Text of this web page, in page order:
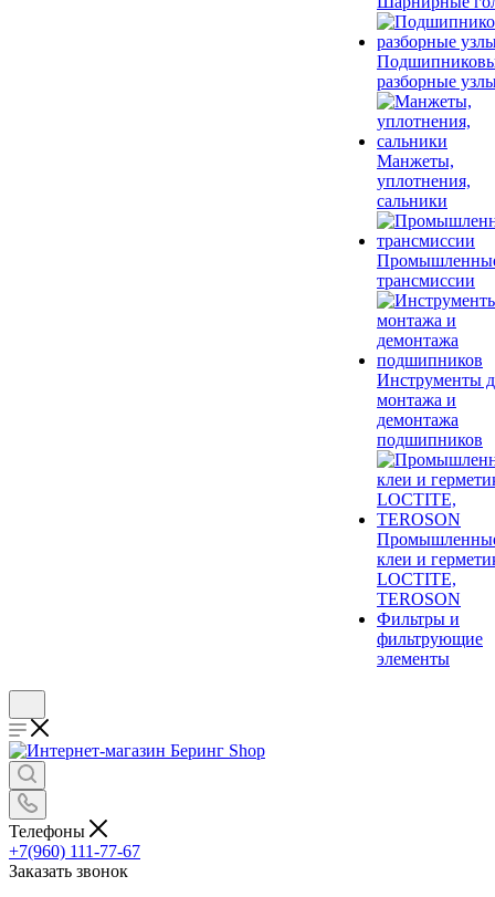
разборные
Манжеты,
уплотнения,
сальники
трансмиссии
Инструменты
монтажа и
демонтажа
подшипников
клеи и
LOCTITE,
TEROSON
Фильтры и
фильтрующие
элементы
Телефоны
+7(960) 111-77-67
Заказать звонок